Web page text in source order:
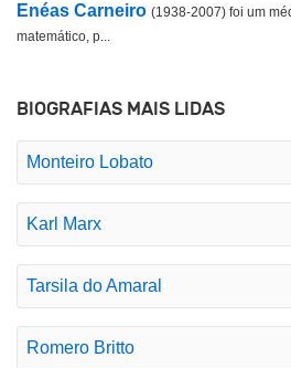
Enéas Carneiro (1938-2007) foi um
matemático, p...
BIOGRAFIAS MAIS LIDAS
Monteiro Lobato
Karl Marx
Tarsila do Amaral
Romero Britto